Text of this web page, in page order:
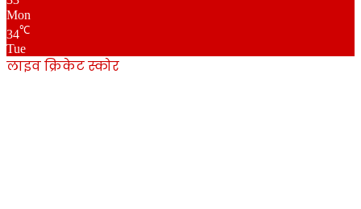
Mon
34℃
Tue
लाइव क्रिकेट स्कोर